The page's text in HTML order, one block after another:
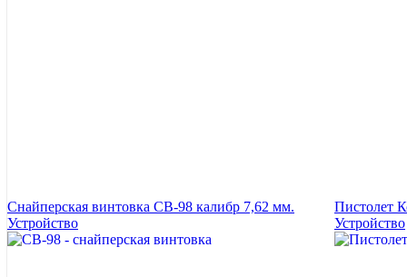
Снайперская винтовка СВ-98 калибр 7,62 мм.
Устройство
Пистолет
Устройство